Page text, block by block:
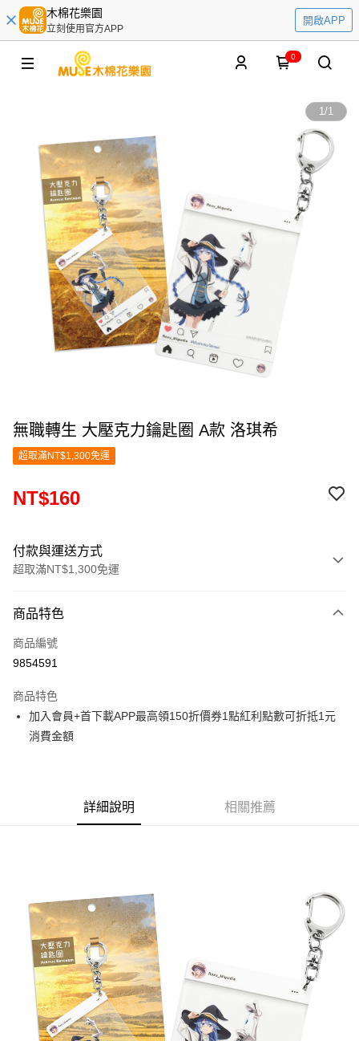
木棉花樂園
立刻使用官方APP
開啟APP
0
1/1
無職轉生 大壓克力鑰匙圈 A款 洛琪希
超取滿NT$1,300免運
NT$160
付款與運送方式
超取滿NT$1,300免運
信用卡一次付款
超商取貨付款
Apple Pay
悠遊付
全家取貨付款
每筆NT$65，滿NT$1,300(含以上)免運費
付款後全家取貨
每筆NT$65，滿NT$1,300(含以上)免運費
(不開放使用，請勿選取）
每筆NT$9,999
商品特色
商品編號
9854591
商品特色
加入會員+首下載APP最高領150折價券1點紅利點數可折抵1元
消費金額
詳細說明 相關推薦